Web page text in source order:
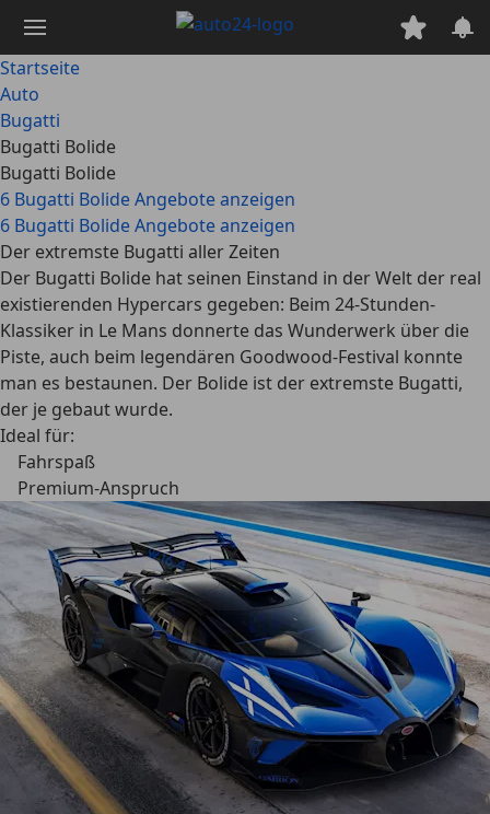
Hauptinhalt
springen
Startseite
Auto
Bugatti
Bugatti Bolide
Bugatti Bolide
6 Bugatti Bolide Angebote anzeigen
6 Bugatti Bolide Angebote anzeigen
Der extremste Bugatti aller Zeiten
Der Bugatti Bolide hat seinen Einstand in der Welt der real
existierenden Hypercars gegeben: Beim 24-Stunden-
Klassiker in Le Mans donnerte das Wunderwerk über die
Piste, auch beim legendären Goodwood-Festival konnte
man es bestaunen. Der Bolide ist der extremste Bugatti,
der je gebaut wurde.
Ideal für:
Fahrspaß
Premium-Anspruch